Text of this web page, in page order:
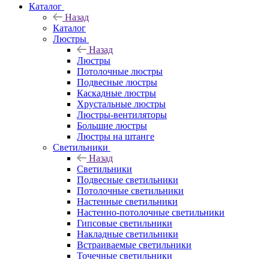
Каталог
Назад
Каталог
Люстры
Назад
Люстры
Потолочные люстры
Подвесные люстры
Каскадные люстры
Хрустальные люстры
Люстры-вентиляторы
Большие люстры
Люстры на штанге
Светильники
Назад
Светильники
Подвесные светильники
Потолочные светильники
Настенные светильники
Настенно-потолочные светильники
Гипсовые светильники
Накладные светильники
Встраиваемые светильники
Точечные светильники